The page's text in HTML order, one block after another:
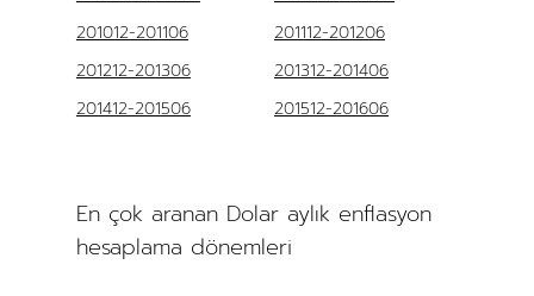
201012-201106
201112-201206
201212-201306
201312-201406
201412-201506
201512-201606
En çok aranan Dolar aylık enflasyon
hesaplama dönemleri